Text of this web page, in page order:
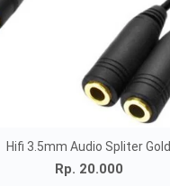
Hifi 3.5mm Audio Spliter Gold
Rp. 20.000